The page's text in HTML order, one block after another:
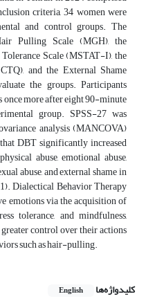
criteria, 34 women were
and control groups. The
Pulling Scale (MGH), the
Scale (MSTAT-I), the
and the External Shame
the groups. Participants
once more after eight 90-minute
group. SPSS-27 was
analysis (MANCOVA)
DBT significantly increased
abuse, emotional abuse,
abuse, and external shame in
Dialectical Behavior Therapy
emotions via the acquisition of
tolerance, and mindfulness,
control over their actions
such as hair-pulling.
کلیدواژه‌ها English